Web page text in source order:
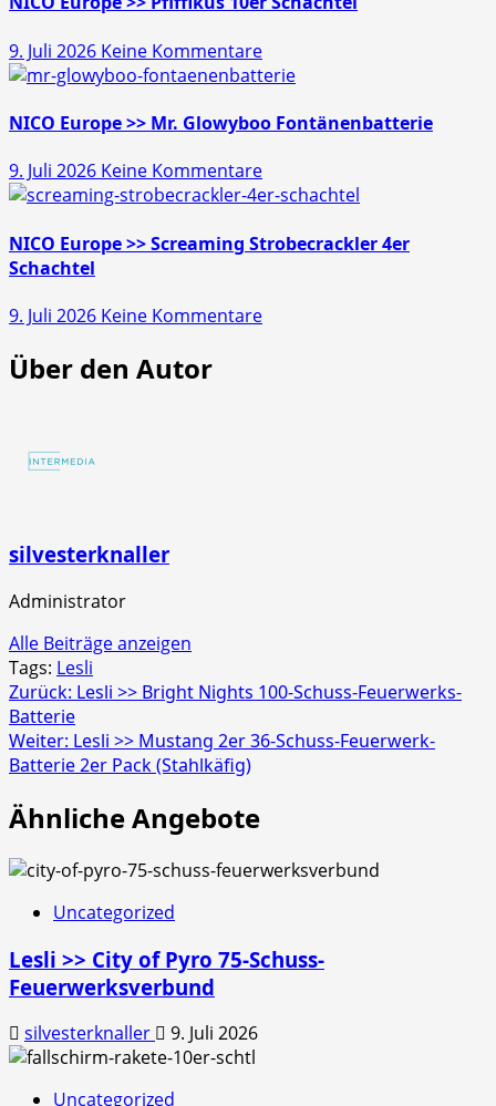
45s
9. Juli 2026 Keine Kommentarezu
NICO
>>
10er
Schachtel
NICO Europe >> Mr. Glowyboo Fontänenbatterie
9. Juli 2026 Keine Kommentarezu
NICO
>>
Fontänenbatterie
NICO Europe >> Screaming Strobecrackler 4er
Schachtel
9. Juli 2026 Keine Kommentarezu
Über den Autor
silvesterknaller
Administrator
Alle Beiträge anzeigen
Tags: Lesli
Beitragsnavigation
Zurück: Lesli >> Bright Nights 100-Schuss-Feuerwerks-
Batterie
Weiter: Lesli >> Mustang 2er 36-Schuss-Feuerwerk-
Batterie 2er Pack (Stahlkäfig)
Ähnliche Angebote
Uncategorized
Lesli >> City of Pyro 75-Schuss-
Feuerwerksverbund
silvesterknaller 9. Juli 2026
Uncategorized